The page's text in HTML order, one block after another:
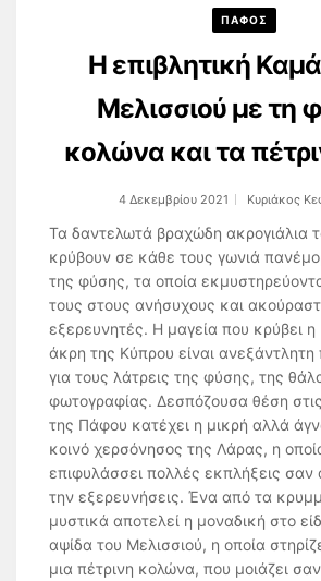
ΠΑΦΟΣ
Η επιβλητική
Μελισσιού με τη
κολώνα και τα
4 Δεκεμβρίου 2021 Κυριάκος
Τα δαντελωτά βραχώδη ακρογιάλια
κρύβουν σε κάθε τους γωνιά
της φύσης, τα οποία
τους στους ανήσυχους και
εξερευνητές. Η μαγεία που κρύβει η
άκρη της Κύπρου είναι ανεξάντλητη
για τους λάτρεις της φύσης, της
φωτογραφίας. Δεσπόζουσα θέση
της Πάφου κατέχει η μικρή αλλά
κοινό χερσόνησος της Λάρας, η
επιφυλάσσει πολλές εκπλήξεις σαν
την εξερευνήσεις. Ένα από τα
μυστικά αποτελεί η μοναδική στο
αψίδα του Μελισσιού, η οποία
μια πέτρινη κολώνα, που μοιάζει